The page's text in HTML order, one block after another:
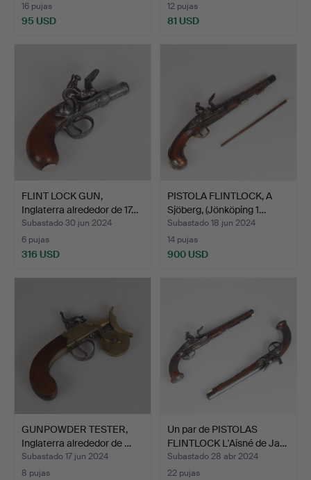
16 pujas
95 USD
12 pujas
81 USD
FLINT LOCK GUN,
Inglaterra alrededor de 17…
Subastado 30 jun 2024
6 pujas
316 USD
PISTOLA FLINTLOCK, A
Sjöberg, (Jönköping 1…
Subastado 18 jun 2024
14 pujas
900 USD
GUNPOWDER TESTER,
Inglaterra alrededor de …
Subastado 17 jun 2024
8 pujas
Un par de PISTOLAS
FLINTLOCK L'Aisné de Ja…
Subastado 28 abr 2024
22 pujas